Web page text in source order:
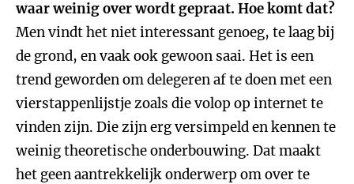
waar weinig over wordt gepraat. Hoe komt dat?
Men vindt het niet interessant genoeg, te laag bij
de grond, en vaak ook gewoon saai. Het is een
trend geworden om delegeren af te doen met een
vierstappenlijstje zoals die volop op internet te
vinden zijn. Die zijn erg versimpeld en kennen te
weinig theoretische onderbouwing. Dat maakt
het geen aantrekkelijk onderwerp om over te